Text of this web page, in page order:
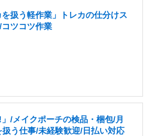
扱う軽作業」トレカの仕分けス
ツコツ作業
/メイクポーチの検品・梱包/月
う仕事/未経験歓迎/日払い対応